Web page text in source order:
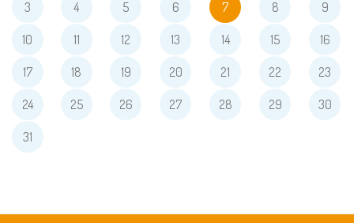
3 4 5 6 7 8 9
10 11 12 13 14 15 16
17 18 19 20 21 22 23
24 25 26 27 28 29 30
31